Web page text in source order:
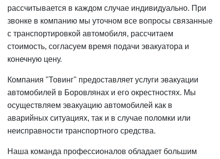
рассчитывается в каждом случае индивидуально. При
звонке в компанию мы уточном все вопросы связанные
с транспортировкой автомобиля, рассчитаем
стоимость, согласуем время подачи эвакуатора и
конечную цену.
Компания "Товинг" предоставляет услуги эвакуации
автомобилей в Боровлянах и его окрестностях. Мы
осуществляем эвакуацию автомобилей как в
аварийных ситуациях, так и в случае поломки или
неисправности транспортного средства.
Наша команда профессионалов обладает большим